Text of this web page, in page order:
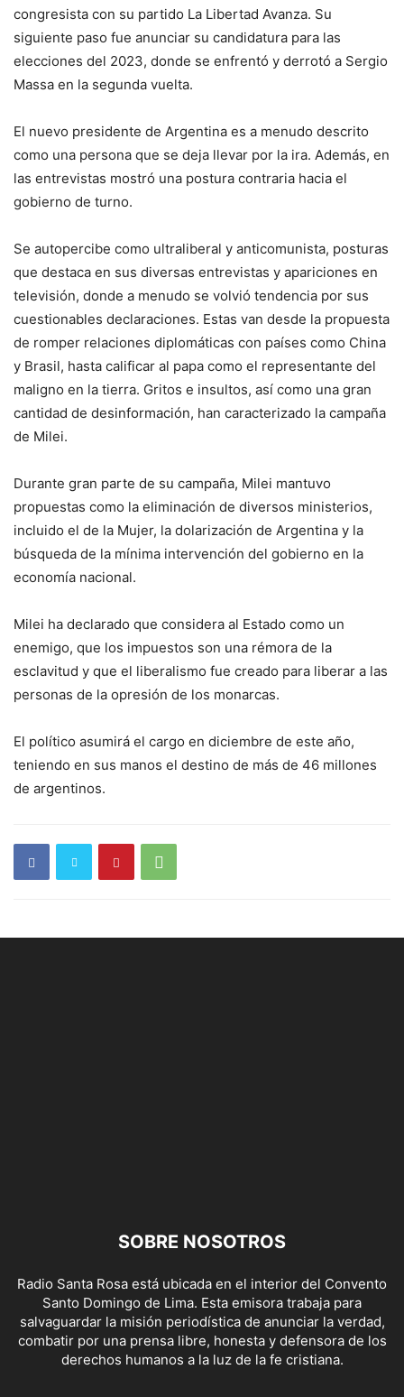
congresista con su partido La Libertad Avanza. Su
siguiente paso fue anunciar su candidatura para las
elecciones del 2023, donde se enfrentó y derrotó a Sergio
Massa en la segunda vuelta.
El nuevo presidente de Argentina es a menudo descrito
como una persona que se deja llevar por la ira. Además, en
las entrevistas mostró una postura contraria hacia el
gobierno de turno.
Se autopercibe como ultraliberal y anticomunista, posturas
que destaca en sus diversas entrevistas y apariciones en
televisión, donde a menudo se volvió tendencia por sus
cuestionables declaraciones. Estas van desde la propuesta
de romper relaciones diplomáticas con países como China
y Brasil, hasta calificar al papa como el representante del
maligno en la tierra. Gritos e insultos, así como una gran
cantidad de desinformación, han caracterizado la campaña
de Milei.
Durante gran parte de su campaña, Milei mantuvo
propuestas como la eliminación de diversos ministerios,
incluido el de la Mujer, la dolarización de Argentina y la
búsqueda de la mínima intervención del gobierno en la
economía nacional.
Milei ha declarado que considera al Estado como un
enemigo, que los impuestos son una rémora de la
esclavitud y que el liberalismo fue creado para liberar a las
personas de la opresión de los monarcas.
El político asumirá el cargo en diciembre de este año,
teniendo en sus manos el destino de más de 46 millones
de argentinos.
SOBRE NOSOTROS
Radio Santa Rosa está ubicada en el interior del Convento
Santo Domingo de Lima. Esta emisora trabaja para
salvaguardar la misión periodística de anunciar la verdad,
combatir por una prensa libre, honesta y defensora de los
derechos humanos a la luz de la fe cristiana.